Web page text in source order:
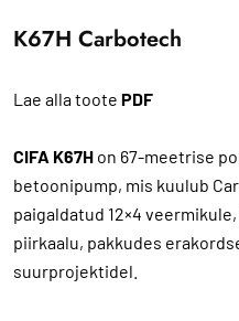
K67H Carbotech
Lae alla toote PDF
CIFA K67H on 67-meetrise
betoonipump, mis kuulub
paigaldatud 12×4
piirkaalu, pakkudes
suurprojektidel.